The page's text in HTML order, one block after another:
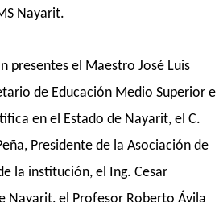
Nayarit.
presentes el Maestro José Luis
de Educación Medio Superior e
en el Estado de Nayarit, el C.
, Presidente de la Asociación de
la institución, el Ing. Cesar